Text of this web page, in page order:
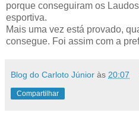
porque conseguiram os
esportiva.
Mais uma vez está provado,
consegue. Foi assim com a
Blog do Carloto Júnior às 20:07
Compartilhar